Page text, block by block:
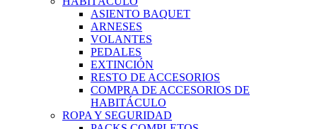
ASIENTO BAQUET
ARNESES
VOLANTES
PEDALES
EXTINCIÓN
RESTO DE ACCESORIOS
COMPRA DE ACCESORIOS DE
HABITÁCULO
ROPA Y SEGURIDAD